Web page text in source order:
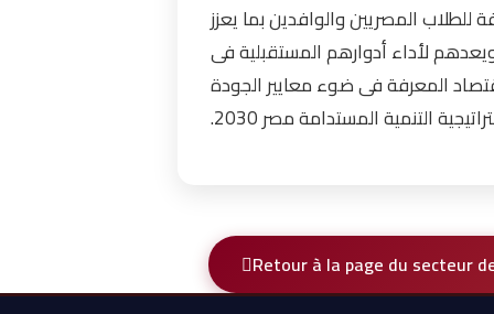
المصريين والوافدين بما يعزز
لأداء أدوارهم المستقبلية فى
المعرفة فى ضوء معايير الجودة
التنمية المستدامة مصر 2030.
Retour à la page du secteur